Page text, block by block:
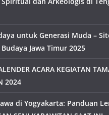
untuk Generasi Muda –
Jawa Timur 2025
ACARA KEGIATAN
2024
di Yogyakarta: Panduan